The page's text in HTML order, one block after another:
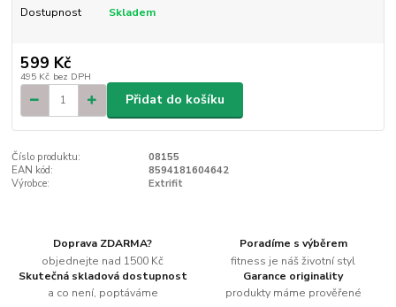
Dostupnost Skladem
599 Kč
495 Kč bez DPH
Přidat do košíku
Číslo produktu:
08155
EAN kód:
8594181604642
Výrobce:
Extrifit
Doprava ZDARMA?
objednejte nad 1500 Kč
Poradíme s výběrem
fitness je náš životní styl
Skutečná skladová dostupnost
a co není, poptáváme
Garance originality
produkty máme prověřené